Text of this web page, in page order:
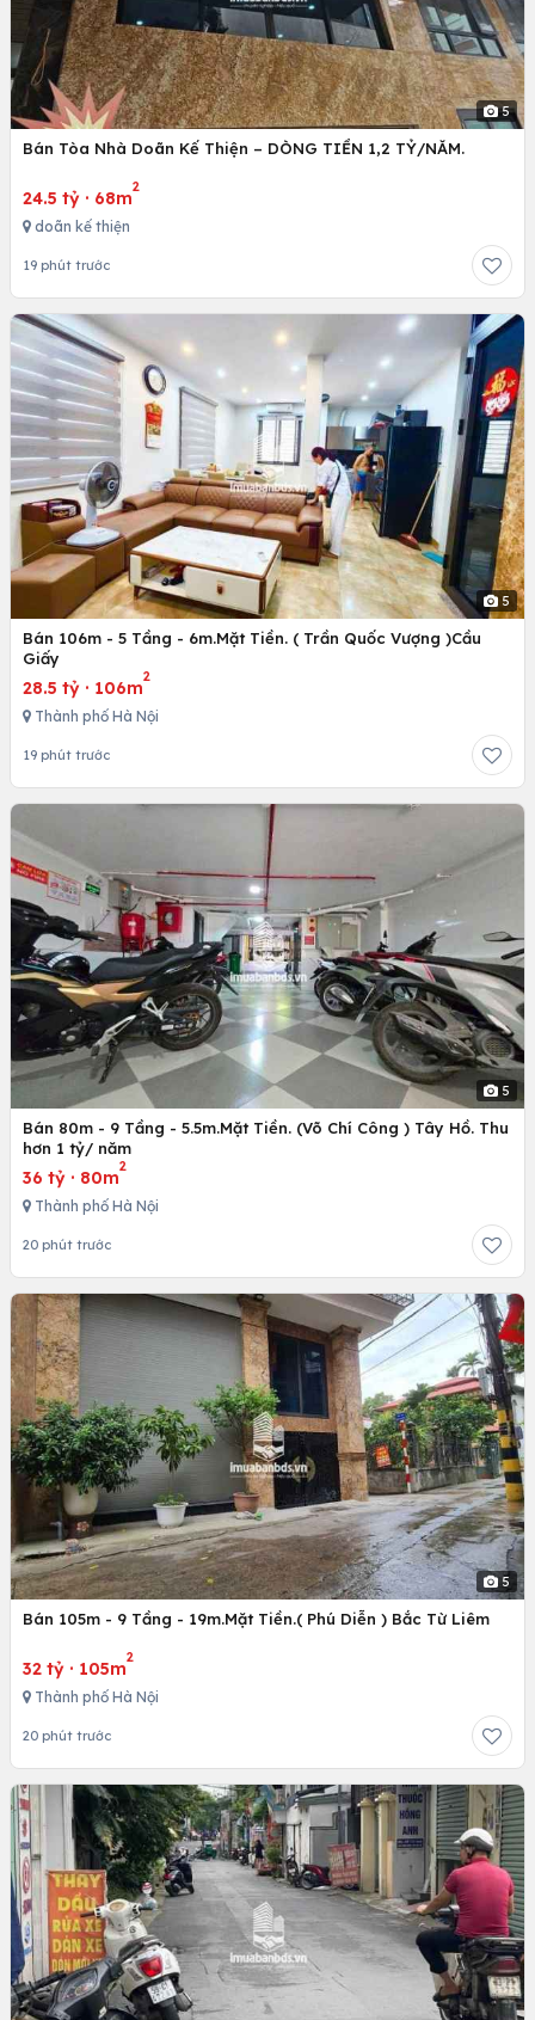
5
Bán Tòa Nhà Doãn Kế Thiện – DÒNG TIỀN 1,2 TỶ/NĂM.
24.5 tỷ · 68m
2
doãn kế thiện
19 phút trước
5
Bán 106m - 5 Tầng - 6m.Mặt Tiền. ( Trần Quốc Vượng )Cầu
Giấy
28.5 tỷ · 106m
2
Thành phố Hà Nội
19 phút trước
5
Bán 80m - 9 Tầng - 5.5m.Mặt Tiền. (Võ Chí Công ) Tây Hồ. Thu
hơn 1 tỷ/ năm
36 tỷ · 80m
2
Thành phố Hà Nội
20 phút trước
5
Bán 105m - 9 Tầng - 19m.Mặt Tiền.( Phú Diễn ) Bắc Từ Liêm
32 tỷ · 105m
2
Thành phố Hà Nội
20 phút trước